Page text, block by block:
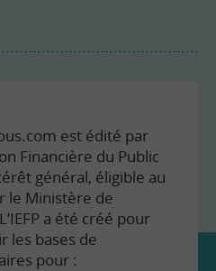
est édité par
Financière du Public
général, éligible au
le Ministère de
a été créé pour
les bases de
pour :